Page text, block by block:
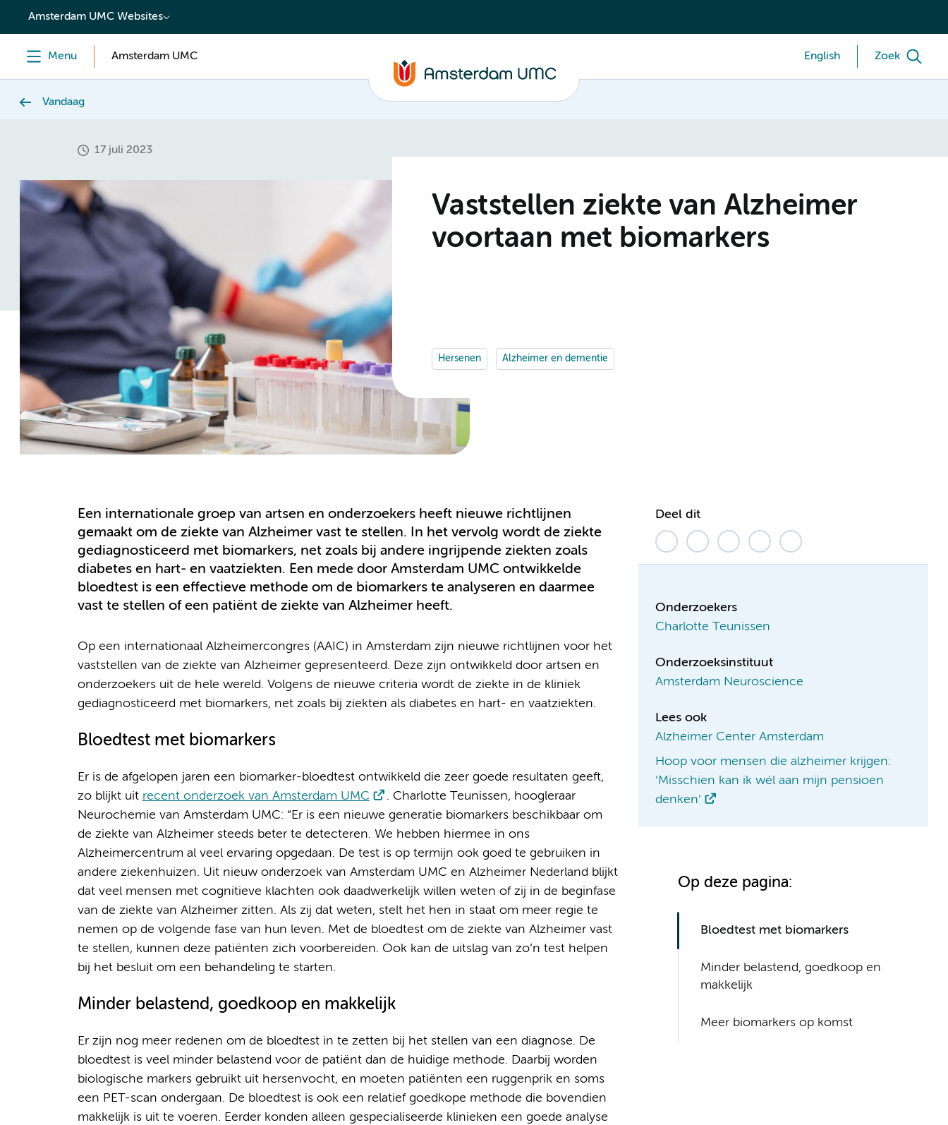
content
Amsterdam UMC Websites
Menu Amsterdam UMC English Zoek
Vandaag
17 juli 2023
Vaststellen ziekte van Alzheimer
voortaan met biomarkers
Hersenen Alzheimer en dementie
Een internationale groep van artsen en onderzoekers heeft nieuwe richtlijnen
gemaakt om de ziekte van Alzheimer vast te stellen. In het vervolg wordt de ziekte
gediagnosticeerd met biomarkers, net zoals bij andere ingrijpende ziekten zoals
diabetes en hart- en vaatziekten. Een mede door Amsterdam UMC ontwikkelde
bloedtest is een effectieve methode om de biomarkers te analyseren en daarmee
vast te stellen of een patiënt de ziekte van Alzheimer heeft.
Op een internationaal Alzheimercongres (AAIC) in Amsterdam zijn nieuwe richtlijnen voor het
vaststellen van de ziekte van Alzheimer gepresenteerd. Deze zijn ontwikkeld door artsen en
onderzoekers uit de hele wereld. Volgens de nieuwe criteria wordt de ziekte in de kliniek
gediagnosticeerd met biomarkers, net zoals bij ziekten als diabetes en hart- en vaatziekten.
Bloedtest met biomarkers
Er is de afgelopen jaren een biomarker-bloedtest ontwikkeld die zeer goede resultaten geeft,
zo blijkt uit recent onderzoek van Amsterdam UMC
. Charlotte Teunissen, hoogleraar
Neurochemie van Amsterdam UMC: “Er is een nieuwe generatie biomarkers beschikbaar om
de ziekte van Alzheimer steeds beter te detecteren. We hebben hiermee in ons
Alzheimercentrum al veel ervaring opgedaan. De test is op termijn ook goed te gebruiken in
andere ziekenhuizen. Uit nieuw onderzoek van Amsterdam UMC en Alzheimer Nederland blijkt
dat veel mensen met cognitieve klachten ook daadwerkelijk willen weten of zij in de beginfase
van de ziekte van Alzheimer zitten. Als zij dat weten, stelt het hen in staat om meer regie te
nemen op de volgende fase van hun leven. Met de bloedtest om de ziekte van Alzheimer vast
te stellen, kunnen deze patiënten zich voorbereiden. Ook kan de uitslag van zo’n test helpen
bij het besluit om een behandeling te starten.
Minder belastend, goedkoop en makkelijk
Er zijn nog meer redenen om de bloedtest in te zetten bij het stellen van een diagnose. De
bloedtest is veel minder belastend voor de patiënt dan de huidige methode. Daarbij worden
biologische markers gebruikt uit hersenvocht, en moeten patiënten een ruggenprik en soms
een PET-scan ondergaan. De bloedtest is ook een relatief goedkope methode die bovendien
makkelijk is uit te voeren. Eerder konden alleen gespecialiseerde klinieken een goede analyse
Deel dit
Onderzoekers
Charlotte Teunissen
Onderzoeksinstituut
Amsterdam Neuroscience
Lees ook
Alzheimer Center Amsterdam
Hoop voor mensen die alzheimer krijgen:
‘Misschien kan ik wél aan mijn pensioen
denken’
Op deze pagina:
Bloedtest met biomarkers
Minder belastend, goedkoop en
makkelijk
Meer biomarkers op komst